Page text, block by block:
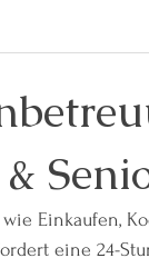
Einkaufen,
eine 24-